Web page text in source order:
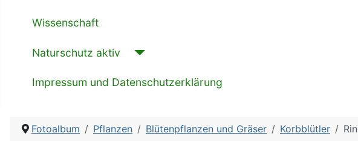
Wissenschaft
Naturschutz aktiv
Impressum und Datenschutzerklärung
Fotoalbum Pflanzen Blütenpflanzen und Gräser Korbblütler